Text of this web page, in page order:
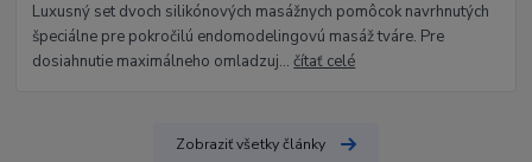
Luxusný set dvoch silikónových masážnych pomôcok navrhnutých
špeciálne pre pokročilú endomodelingovú masáž tváre. Pre
dosiahnutie maximálneho omladzuj...čítať celé
Zobraziť všetky články